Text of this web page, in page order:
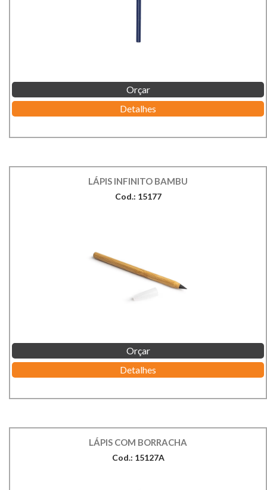
Orçar
Detalhes
LÁPIS INFINITO BAMBU
Cod.: 15177
Orçar
Detalhes
LÁPIS COM BORRACHA
Cod.: 15127A